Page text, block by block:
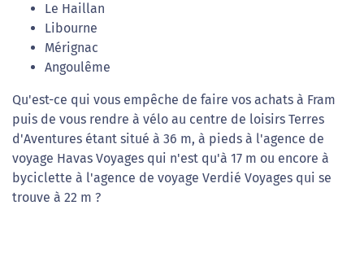
Le Haillan
Libourne
Mérignac
Angoulême
Qu'est-ce qui vous empêche de faire vos achats à Fram
puis de vous rendre à vélo au centre de loisirs Terres
d'Aventures étant situé à 36 m, à pieds à l'agence de
voyage Havas Voyages qui n'est qu'à 17 m ou encore à
byciclette à l'agence de voyage Verdié Voyages qui se
trouve à 22 m ?